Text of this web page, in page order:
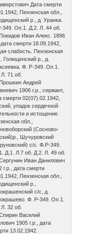
Дата смерти
Пензенская обл.,
р., д. Уранка.
349. Оп.1. Д.2. Л. 44 об.
Иван Алекс. 1896
дата смерти 18.09.1942,
слабость. Пензенская
Голищенский р., д.
Ф. Р-349. Оп.1.
71 об.
Андрей
1906 г.р., сержант,
смерти 02(07).02.1942,
упадок сердечной
и истощение.
обл.,
(Сосново-
Шучуровский
с/с. Ф.Р-349.
Д.1. Л.7 об. Д.2. Л. 49 об.
Иван Данилович
г.р., дата смерти
Пензенская обл.,
р.,
с/с, д.
Ф. Р-349. Оп.1.
32 об.
Василий
1905 г.р., дата
13.02.1942.